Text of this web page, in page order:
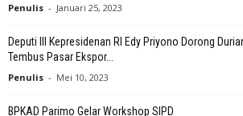
Penulis - Januari 25, 2023
Deputi III Kepresidenan RI Edy Priyono Dorong
Tembus Pasar Ekspor...
Penulis - Mei 10, 2023
BPKAD Parimo Gelar Workshop SIPD